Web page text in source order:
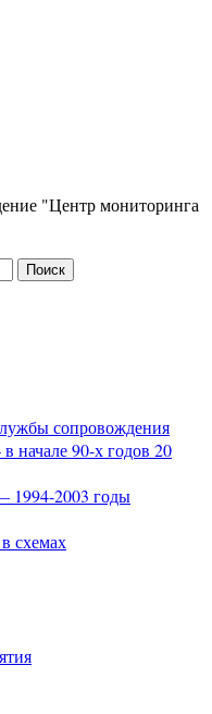
"Центр мониторинга
сопровождения
начале 90-х годов 20
1994-2003 годы
схемах